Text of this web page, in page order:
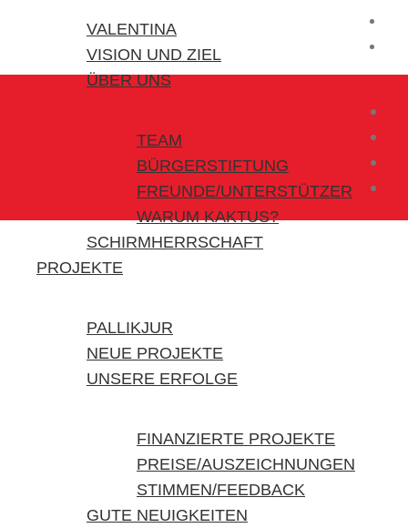
VALENTINA
VISION UND ZIEL
ÜBER UNS
TEAM
BÜRGERSTIFTUNG
FREUNDE/UNTERSTÜTZER
WARUM KAKTUS?
SCHIRMHERRSCHAFT
PROJEKTE
PALLIKJUR
NEUE PROJEKTE
UNSERE ERFOLGE
FINANZIERTE PROJEKTE
PREISE/AUSZEICHNUNGEN
STIMMEN/FEEDBACK
GUTE NEUIGKEITEN